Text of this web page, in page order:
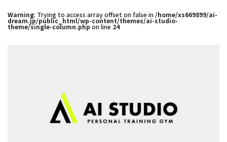
Warning: Trying to access array offset on false in /home/xs669899/ai-
dream.jp/public_html/wp-content/themes/ai-studio-
theme/single-column.php on line 24